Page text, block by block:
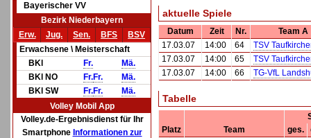
Bayerischer VV
Bezirk Niederbayern
Erw.
Jug. Sen. BFS
BSV
Erwachsene \ Meisterschaft
BKl
Fr.
Mä.
BKl NO
Fr.Fr.
Mä.
BKl SW
Fr.Fr.
Mä.
Volley Mobil App
Volley.de-Ergebnisdienst für Ihr
Smartphone Informationen zur
aktuelle Spiele
Datum Zeit Nr.
Team A
17.03.07
14:00 64
TSV
17.03.07
14:00 65
TSV
17.03.07
14:00 66 TG-VfL
Tabelle
Platz
Team ges.